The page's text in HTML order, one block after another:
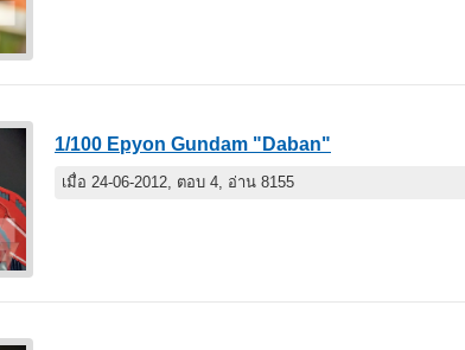
1/100 Epyon Gundam "Daban"
เมื่อ 24-06-2012, ตอบ 4, อ่าน 8155